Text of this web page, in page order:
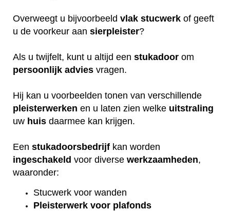
Overweegt u bijvoorbeeld vlak stucwerk of geeft
u de voorkeur aan sierpleister?
Als u twijfelt, kunt u altijd een stukadoor om
persoonlijk advies vragen.
Hij kan u voorbeelden tonen van verschillende
pleisterwerken en u laten zien welke uitstraling
uw huis daarmee kan krijgen.
Een stukadoorsbedrijf kan worden
ingeschakeld voor diverse werkzaamheden,
waaronder:
Stucwerk voor wanden
Pleisterwerk voor plafonds